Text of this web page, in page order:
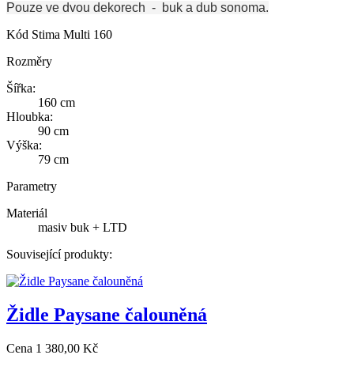
Pouze ve dvou dekorech - buk a dub sonoma.
Kód Stima Multi 160
Rozměry
Šířka:
160 cm
Hloubka:
90 cm
Výška:
79 cm
Parametry
Materiál
masiv buk + LTD
Související produkty:
Židle Paysane čalouněná
Cena 1 380,00 Kč